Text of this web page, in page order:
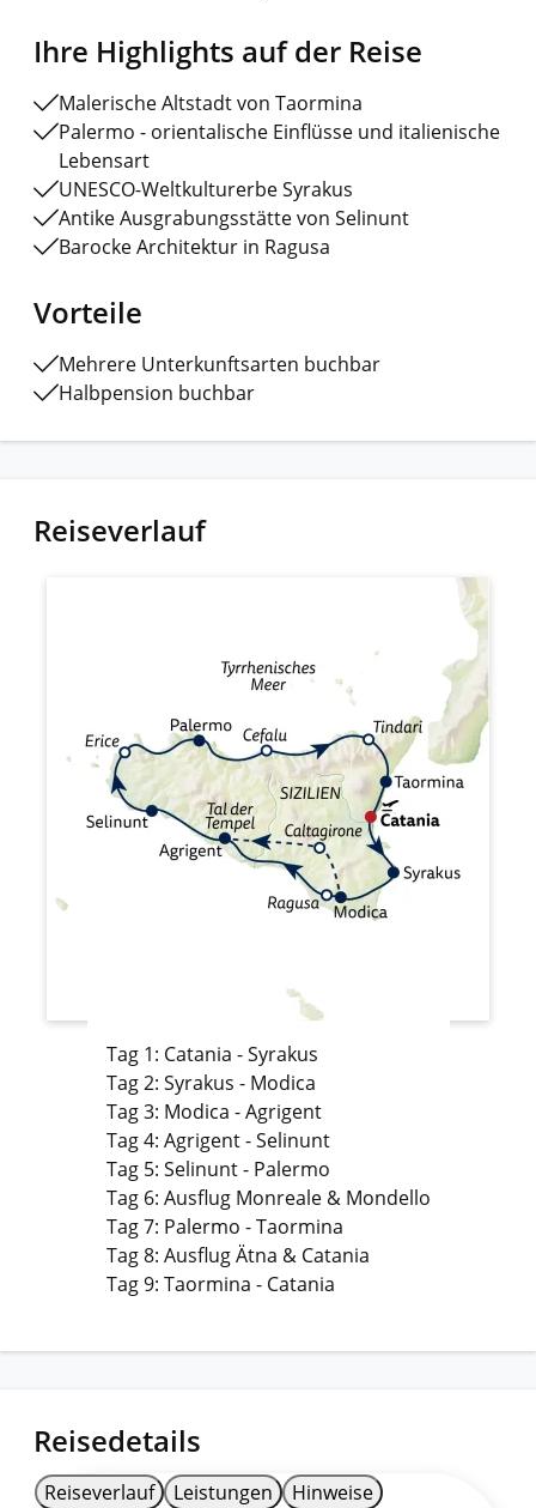
Ihre Highlights auf der Reise
Malerische Altstadt von Taormina
Palermo - orientalische Einflüsse und italienische
Lebensart
UNESCO-Weltkulturerbe Syrakus
Antike Ausgrabungsstätte von Selinunt
Barocke Architektur in Ragusa
Vorteile
Mehrere Unterkunftsarten buchbar
Halbpension buchbar
Reiseverlauf
Tag 1: Catania - Syrakus
Tag 2: Syrakus - Modica
Tag 3: Modica - Agrigent
Tag 4: Agrigent - Selinunt
Tag 5: Selinunt - Palermo
Tag 6: Ausflug Monreale & Mondello
Tag 7: Palermo - Taormina
Tag 8: Ausflug Ätna & Catania
Tag 9: Taormina - Catania
Reisedetails
Reiseverlauf Leistungen Hinweise